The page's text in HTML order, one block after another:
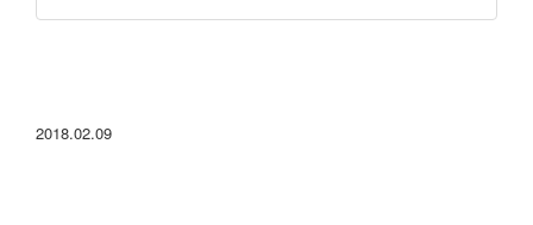
2018.02.09